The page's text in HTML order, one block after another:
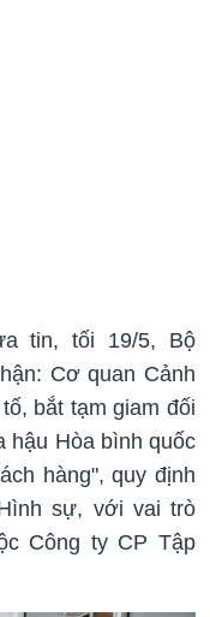
tin, tối 19/5, Bộ
Cơ quan Cảnh
bắt tạm giam đối
hậu Hòa bình quốc
hàng", quy định
sự, với vai trò
Công ty CP Tập